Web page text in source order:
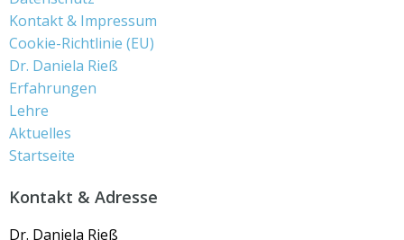
Kontakt & Impressum
Cookie-Richtlinie (EU)
Dr. Daniela Rieß
Erfahrungen
Lehre
Aktuelles
Startseite
Kontakt & Adresse
Dr. Daniela Rieß